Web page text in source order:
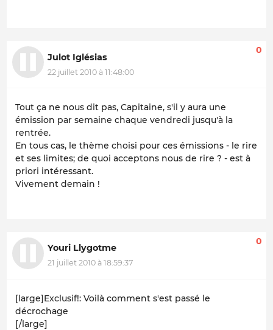
Julot Iglésias
22 juillet 2010 à 11:48:00
0
Tout ça ne nous dit pas, Capitaine, s'il y aura une
émission par semaine chaque vendredi jusqu'à la
rentrée.
En tous cas, le thème choisi pour ces émissions - le rire
et ses limites; de quoi acceptons nous de rire ? - est à
priori intéressant.
Vivement demain !
Youri Llygotme
21 juillet 2010 à 18:59:37
0
[large]Exclusif!: Voilà comment s'est passé le
décrochage
[/large]